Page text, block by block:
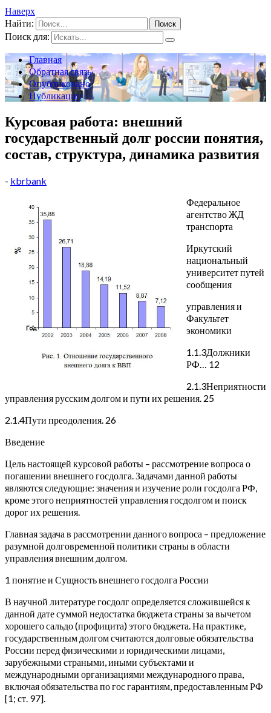
Наверх
Найти:
Поиск для:
Главная
Обратная связь
Опубликовано
Публикации
Курсовая работа: внешний
государственный долг россии понятия,
состав, структура, динамика развития
- kbrbank
Федеральное
агентство ЖД
транспорта
Иркутский
национальный
университет путей
сообщения
управления и
Факультет
экономики
1.1.3Должники
РФ… 12
2.1.3Неприятности
управления русским долгом и пути их решения. 25
2.1.4Пути преодоления. 26
Введение
Цель настоящей курсовой работы – рассмотрение вопроса о
погашении внешнего госдолга. Задачами данной работы
являются следующие: значения и изучение роли госдолга РФ,
кроме этого неприятностей управления госдолгом и поиск
дорог их решения.
Главная задача в рассмотрении данного вопроса – предложение
разумной долговременной политики страны в области
управления внешним долгом.
1 понятие и Сущность внешнего госдолга России
В научной литературе госдолг определяется сложившейся к
данной дате суммой недостатка бюджета страны за вычетом
хорошего сальдо (профицита) этого бюджета. На практике,
государственным долгом считаются долговые обязательства
России перед физическими и юридическими лицами,
зарубежными страными, иными субъектами и
международными организациями международного права,
включая обязательства по гос гарантиям, предоставленным РФ
[1; ст. 97].